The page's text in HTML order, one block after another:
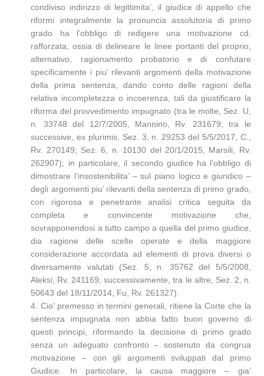
condiviso indirizzo di legittimita’, il giudice di appello che
riformi integralmente la pronuncia assolutoria di primo
grado ha l’obbligo di redigere una motivazione cd.
rafforzata, ossia di delineare le linee portanti del proprio,
alternativo, ragionamento probatorio e di confutare
specificamente i piu’ rilevanti argomenti della motivazione
della prima sentenza, dando conto delle ragioni della
relativa incompletezza o incoerenza, tali da giustificare la
riforma del provvedimento impugnato (tra le molte, Sez. U,
n. 33748 del 12/7/2005, Mannino, Rv. 231679; tra le
successive, ex plurimis, Sez. 3, n. 29253 del 5/5/2017, C.,
Rv. 270149; Sez. 6, n. 10130 del 20/1/2015, Marsili, Rv.
262907); in particolare, il secondo giudice ha l’obbligo di
dimostrare l’insostenibilita’ – sul piano logico e giuridico –
degli argomenti piu’ rilevanti della sentenza di primo grado,
con rigorosa e penetrante analisi critica seguita da
completa e convincente motivazione che,
sovrapponendosi a tutto campo a quella del primo giudice,
dia ragione delle scelte operate e della maggiore
considerazione accordata ad elementi di prova diversi o
diversamente valutati (Sez. 5, n. 35762 del 5/5/2008,
Aleksi, Rv. 241169; successivamente, tra le altre, Sez. 2, n.
50643 del 18/11/2014, Fu, Rv. 261327).
4. Cio’ premesso in termini generali, ritiene la Corte che la
sentenza impugnata non abbia fatto buon governo di
questi principi, riformando la decisione di primo grado
senza un adeguato confronto – sostenuto da congrua
motivazione – con gli argomenti sviluppati dal primo
Giudice. In particolare, la causa maggiore – gia’